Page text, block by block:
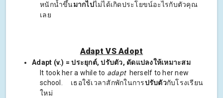
หนักน้ำขึ้นมากไปไม่ได้เกิดประโยขน์อะไรกับตัวคุณ
เลย
Adapt VS Adopt
Adapt (v.) = ประยุกต์, ปรับตัว, ดัดแปลงให้เหมาะสม
It took her a while to adaptherself to her new
school. เธอใช้เวลาสักพักในการปรับตัวกับโรงเรียน
ใหม่